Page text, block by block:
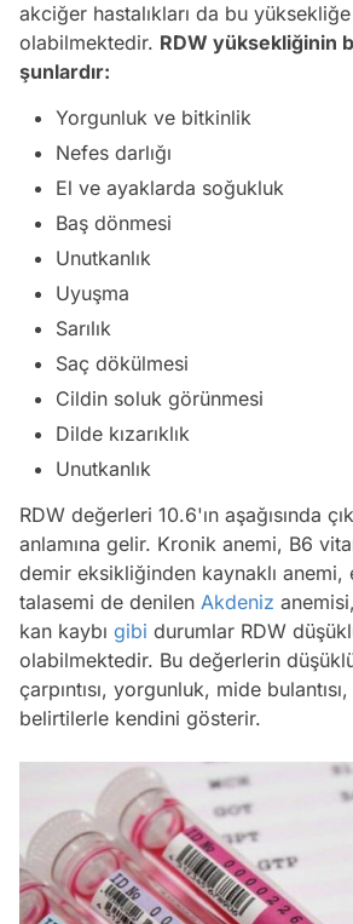
akciğer hastalıkları da bu
olabilmektedir. RDW yüksekliğinin
şunlardır:
Yorgunluk ve bitkinlik
Nefes darlığı
El ve ayaklarda soğukluk
Baş dönmesi
Unutkanlık
Uyuşma
Sarılık
Saç dökülmesi
Cildin soluk görünmesi
Dilde kızarıklık
Unutkanlık
RDW değerleri 10.6'ın aşağısında
anlamına gelir. Kronik anemi, B6
demir eksikliğinden kaynaklı anemi,
talasemi de denilen Akdeniz
kan kaybı gibi durumlar RDW
olabilmektedir. Bu değerlerin
çarpıntısı, yorgunluk, mide
belirtilerle kendini gösterir.